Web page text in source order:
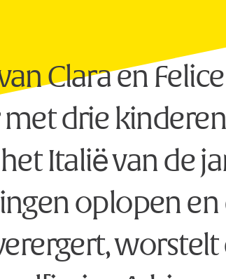
Clara en
drie
Italië van de
oplopen en
worstelt